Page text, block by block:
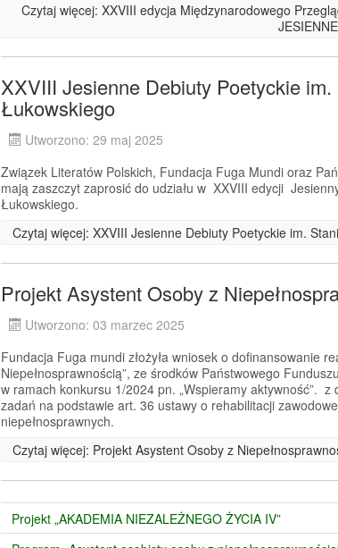
Czytaj więcej: XXVIII edycja Międzynarodowego
XXVIII Jesienne Debiuty Poetyckie
Łukowskiego
Utworzono: 29 maj 2025
Związek Literatów Polskich, Fundacja Fuga Mundi oraz
mają zaszczyt zaprosić do udziału w XXVIII edycji
Łukowskiego.
Czytaj więcej: XXVIII Jesienne Debiuty Poetyckie im.
Projekt Asystent Osoby z
Utworzono: 03 marzec 2025
Fundacja Fuga mundi złożyła wniosek o dofinansowanie
Niepełnosprawnością”, ze środków Państwowego
w ramach konkursu 1/2024 pn. „Wspieramy aktywność”.
zadań na podstawie art. 36 ustawy o rehabilitacji
niepełnosprawnych.
Czytaj więcej: Projekt Asystent Osoby z
Projekt „AKADEMIA NIEZALEŻNEGO ŻYCIA IV”